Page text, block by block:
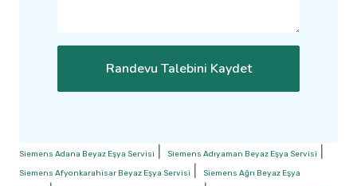
Randevu Talebini Kaydet
Siemens Adana Beyaz Eşya Servisi Siemens Adıyaman Beyaz Eşya Servisi
Siemens Afyonkarahisar Beyaz Eşya Servisi
Siemens Ağrı Beyaz Eşya